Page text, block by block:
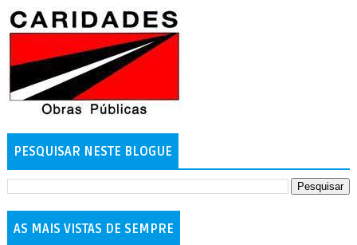
PESQUISAR NESTE BLOGUE
AS MAIS VISTAS DE SEMPRE